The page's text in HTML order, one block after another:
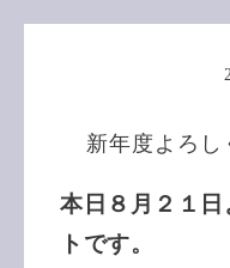
新年度よろし
本日８月２１
トです。